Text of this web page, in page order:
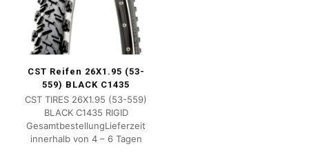
CST Reifen 26X1.95 (53-
559) BLACK C1435
CST TIRES 26X1.95 (53-559)
BLACK C1435 RIGID
GesamtbestellungLieferzeit
innerhalb von 4 – 6 Tagen